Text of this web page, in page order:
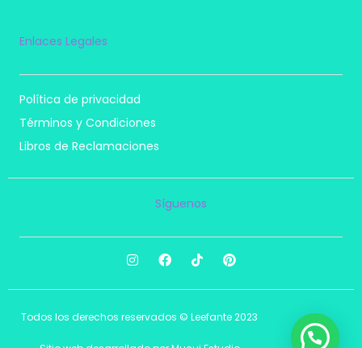
Enlaces Legales
Política de privacidad
Términos y Condiciones
Libros de Reclamaciones
Síguenos
I
n
s
a
g
F
a
c
b
o
T
i
k
o
k
P
i
n
e
r
Todos los derechos reservados © Leefante 2023